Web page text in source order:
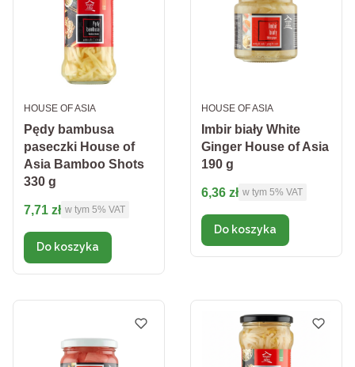
Pędy bambusa
paseczki House of
Asia Bamboo Shots
330 g
PRODUCENT
HOUSE OF ASIA
Cena brutto
7,71 zł w tym %s VAT
w tym 5% VAT
Do koszyka
Imbir biały White
Ginger House of Asia
190 g
PRODUCENT
HOUSE OF ASIA
Cena brutto
6,36 zł w tym %s VAT
w tym 5% VAT
Do koszyka